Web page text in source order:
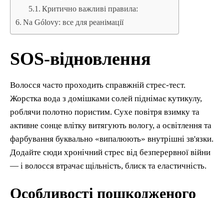
Критично важливі правила:
Na Gólovy: все для реанімації
SOS-відновлення
Волосся часто проходить справжній стрес-тест.
Жорстка вода з домішками солей піднімає кутикулу,
роблячи полотно пористим. Сухе повітря взимку та
активне сонце влітку витягують вологу, а освітлення та
фарбування буквально «випалюють» внутрішні зв'язки.
Додайте сюди хронічний стрес від безперервної війни
— і волосся втрачає щільність, блиск та еластичність.
Особливості пошкодженого